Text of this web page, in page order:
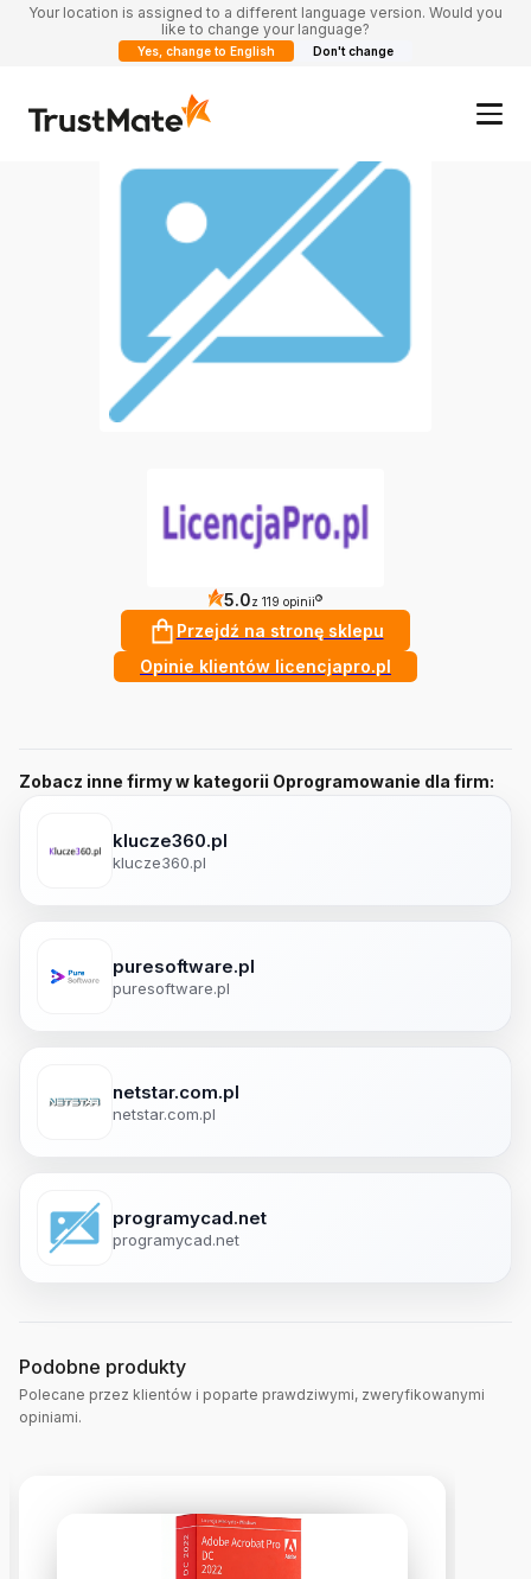
Your location is assigned to a different language version. Would you
like to change your language?
Yes, change to English Don't change
5.0z 119 opinii ?
Przejdź na stronę sklepu
Opinie klientów licencjapro.pl
Zobacz inne firmy w kategorii Oprogramowanie dla firm:
klucze360.pl
klucze360.pl
puresoftware.pl
puresoftware.pl
netstar.com.pl
netstar.com.pl
programycad.net
programycad.net
Podobne produkty
Polecane przez klientów i poparte prawdziwymi, zweryfikowanymi
opiniami.